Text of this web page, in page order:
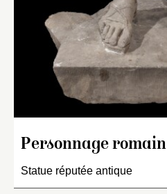
Personnage romain
Statue réputée antique